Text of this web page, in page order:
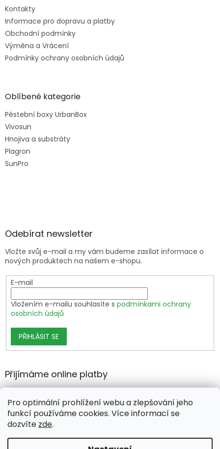
Pro optimální prohlížení webu a zlepšování jeho
funkcí používáme cookies. Více informací se
dozvíte zde.
Kontakty
Informace pro dopravu a platby
Obchodní podmínky
Výměna a Vrácení
Podmínky ochrany osobních údajů
Oblíbené kategorie
Pěstební boxy UrbanBox
Vivosun
Hnojiva a substráty
Plagron
SunPro
Odebírat newsletter
Vložte svůj e-mail a my vám budeme zasílat informace o
nových produktech na našem e-shopu.
E-mail
Vložením e-mailu souhlasíte s podmínkami ochrany
osobních údajů
PŘIHLÁSIT SE
Přijímáme online platby
Vytvořil Shoptet Premium